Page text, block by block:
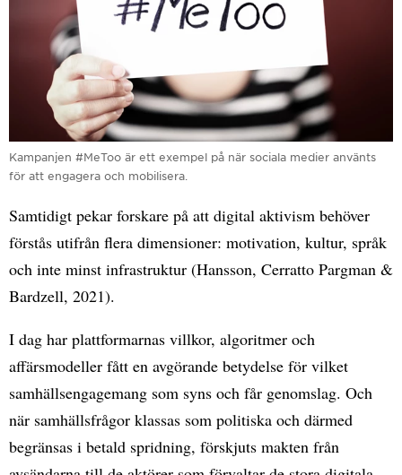
Kampanjen #MeToo är ett exempel på när sociala medier använts
för att engagera och mobilisera.
Samtidigt pekar forskare på att digital aktivism behöver
förstås utifrån flera dimensioner: motivation, kultur, språk
och inte minst infrastruktur (Hansson, Cerratto Pargman &
Bardzell, 2021).
I dag har plattformarnas villkor, algoritmer och
affärsmodeller fått en avgörande betydelse för vilket
samhällsengagemang som syns och får genomslag. Och
när samhällsfrågor klassas som politiska och därmed
begränsas i betald spridning, förskjuts makten från